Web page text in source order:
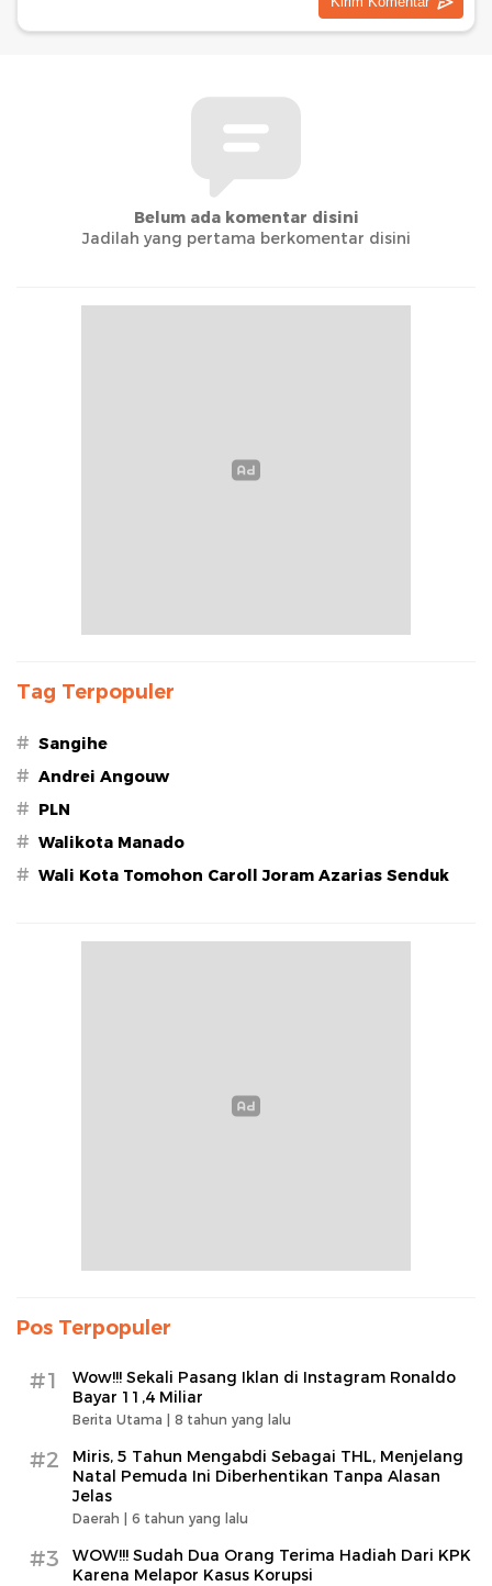
Belum ada komentar disini
Jadilah yang pertama berkomentar disini
Tag Terpopuler
# Sangihe
# Andrei Angouw
# PLN
# Walikota Manado
# Wali Kota Tomohon Caroll Joram Azarias Senduk
Pos Terpopuler
#1
Wow!!! Sekali Pasang Iklan di Instagram Ronaldo
Bayar 11,4 Miliar
Berita Utama | 8 tahun yang lalu
#2
Miris, 5 Tahun Mengabdi Sebagai THL, Menjelang
Natal Pemuda Ini Diberhentikan Tanpa Alasan
Jelas
Daerah | 6 tahun yang lalu
#3
WOW!!! Sudah Dua Orang Terima Hadiah Dari KPK
Karena Melapor Kasus Korupsi